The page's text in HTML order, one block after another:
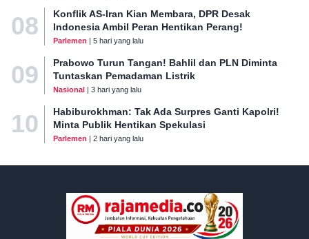
08
Konflik AS-Iran Kian Membara, DPR Desak
Indonesia Ambil Peran Hentikan Perang!
Parlemen | 5 hari yang lalu
09
Prabowo Turun Tangan! Bahlil dan PLN Diminta
Tuntaskan Pemadaman Listrik
Nasional| 3 hari yang lalu
10
Habiburokhman: Tak Ada Surpres Ganti Kapolri!
Minta Publik Hentikan Spekulasi
Parlemen | 2 hari yang lalu